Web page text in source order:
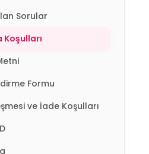
Sorular
Formu
ve İade Koşulları